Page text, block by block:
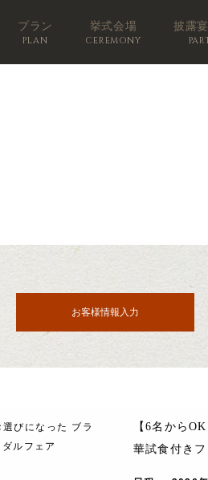
プラン
PLAN
挙式会場
CEREMONY
披露
お客様情報入力
選びになった ブラ
ダルフェア
【6名から
華試食付きフ